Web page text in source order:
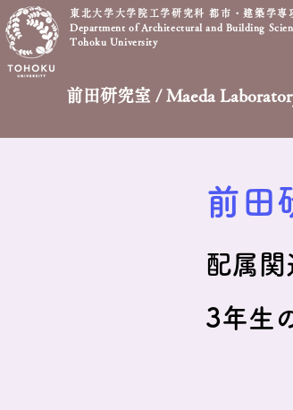
東北大学大学院工学研究科 都市・建築学専
Department of Architectural and Building
Tohoku University
前田研究室 / Maeda
前田
配属関
3年生